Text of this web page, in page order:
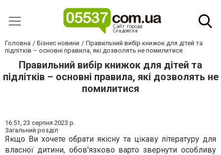
Головна Бізнес новини
Правильний вибір книжок для дітей та
підлітків – основні правила, які дозволять не помилитися
Правильний вибір книжок для дітей та
підлітків – основні правила, які дозволять не
помилитися
16:51, 23 серпня 2023 р.
Загальний розділ
Якщо Ви хочете обрати якісну та цікаву літературу для
власної дитини, обов'язково варто звернути особливу